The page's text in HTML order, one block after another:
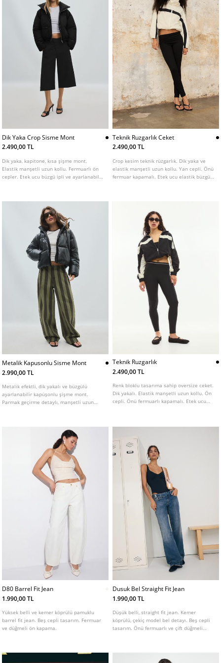
Dik Yaka Crop Sisme Mont
2.490,00 TL
Dik yaka, kapitone, kısa şişme mont.
Elastik manşetli uzun kollu. Fermuarlı ön
cepler. Etek ucu büzgü ipli ve ayarlanabilir.
Teknik Ruzgarlık Ceket
2.490,00 TL
Crop kesim teknik rüzgarlık. Dik yaka ve
elastik manşetli uzun kollu. Yan cepli. Önü
fermuar kapamalı. Etek ucu elastik büzgülü
Metalik Kapusonlu Sisme Mont
2.990,00 TL
Metalik efektli, dik yakalı ve büzgülü
ayarlanabilir kapüşonlu şişme mont.
Parmak geçirme detaylı, manşetli uzun
Teknik Ruzgarlık
2.490,00 TL
Renk bloklu tasarıma sahip oversize ceket.
Dik yakalı. Elastik manşetli uzun kollu. Ön
cepli. Önü fermuarlı kapamalı. Etek ucu
D80 Barrel Fit Jean
1.990,00 TL
Yüksek belli ve kemer köprülü pamuklu
barrel fit jean. Beş cepli tasarım. Fermuar
ve düğmeli ön kapama.
Dusuk Bel Straight Fit Jean
1.990,00 TL
Düşük belli, straight fit jean. Kemer
köprülü, çekiç model bel detayı. Beş cepli
tasarım. Önü fermuarlı ve çift düğmeli